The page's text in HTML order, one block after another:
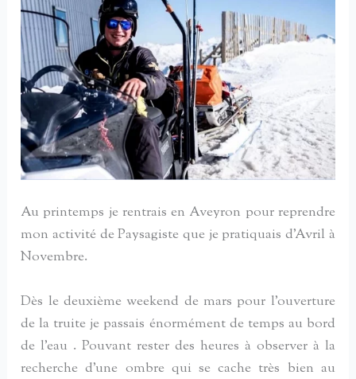
Au printemps je rentrais en Aveyron pour reprendre
mon activité de Paysagiste que je pratiquais d’Avril à
Novembre.
Dès le deuxième weekend de mars pour l’ouverture
de la truite je passais énormément de temps au bord
de l’eau . Pouvant rester des heures à observer à la
recherche d’une ombre qui se cache très bien au